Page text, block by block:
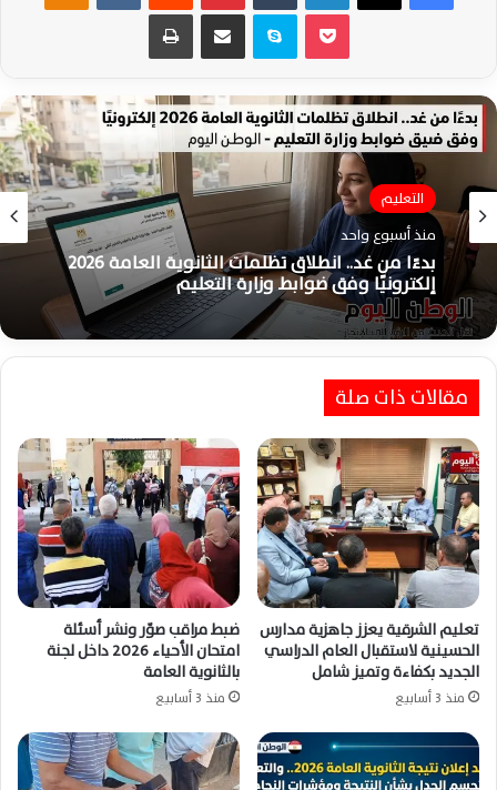
سكايب مشاركة عبر البريد طباعة
التعليم
منذ أسبوع واحد
بدءًا من غد.. انطلاق تظلمات الثانوية العامة 2026
إلكترونيًا وفق ضوابط وزارة التعليم
التعليم
منذ أسبوع واحد
أسماء أوائل الثانوية العامة 2026 بالشعبة الأدبية
بعد اعتماد النتيجة رسميًا اليوم
مقالات ذات صلة
تعليم الشرقية يعزز جاهزية مدارس
الحسينية لاستقبال العام الدراسي
الجديد بكفاءة وتميز شامل
منذ 3 أسابيع
ضبط مراقب صوّر ونشر أسئلة
امتحان الأحياء 2026 داخل لجنة
بالثانوية العامة
منذ 3 أسابيع